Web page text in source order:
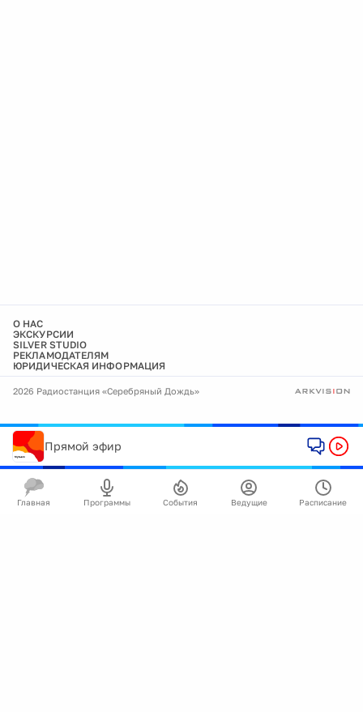
О НАС
ЭКСКУРСИИ
SILVER STUDIO
РЕКЛАМОДАТЕЛЯМ
ЮРИДИЧЕСКАЯ ИНФОРМАЦИЯ
2026 Радиостанция «Серебряный Дождь»
Прямой эфир
Главная Программы События Ведущие Расписание